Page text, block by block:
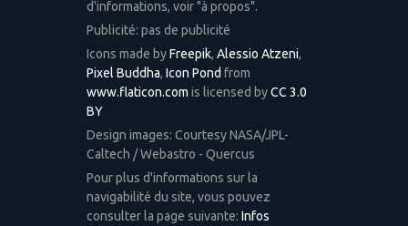
d'informations, voir "à propos".
Publicité: pas de publicité
Icons made byFreepik, Alessio Atzeni,
Pixel Buddha, Icon Pond from
www.flaticon.com is licensed byCC 3.0
BY
Design images: Courtesy NASA/JPL-
Caltech / Webastro - Quercus
Pour plus d'informations sur la
navigabilité du site, vous pouvez
consulter la page suivante: Infos